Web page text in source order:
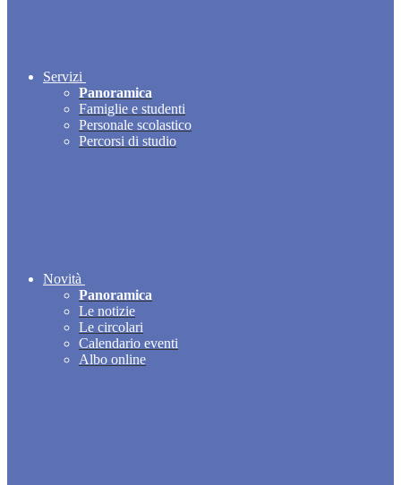
Servizi
Panoramica
Famiglie e studenti
Personale scolastico
Percorsi di studio
Novità
Panoramica
Le notizie
Le circolari
Calendario eventi
Albo online